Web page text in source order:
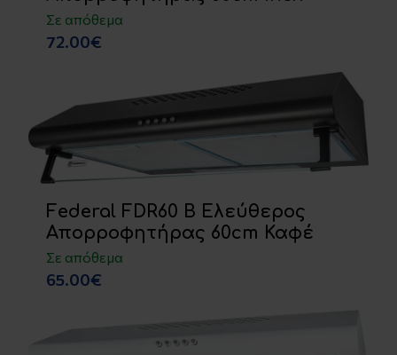
Σε απόθεμα
72.00€
Federal FDR60 B Ελεύθερος
Απορροφητήρας 60cm Καφέ
Σε απόθεμα
65.00€